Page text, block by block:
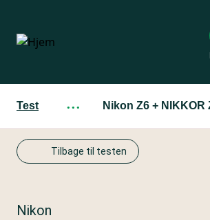
hovedindhold
Test ··· Nikon Z6 + NIKKOR
Tilbage til testen
Nikon